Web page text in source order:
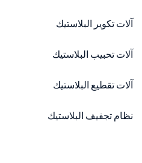
آلات تكوير البلاستيك
آلات تحبيب البلاستيك
آلات تقطيع البلاستيك
نظام تجفيف البلاستيك